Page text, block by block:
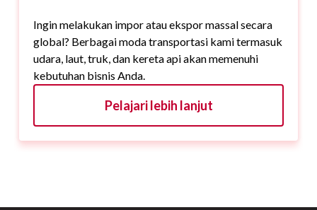
Ingin melakukan impor atau ekspor massal secara
global? Berbagai moda transportasi kami termasuk
udara, laut, truk, dan kereta api akan memenuhi
kebutuhan bisnis Anda.
Pelajari lebih lanjut